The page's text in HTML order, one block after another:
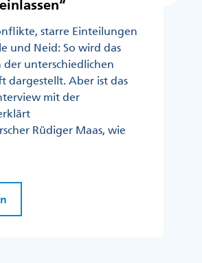
starre Einteilungen
und Neid: So wird das
der unterschiedlichen
dargestellt. Aber ist das
mit der
Rüdiger Maas, wie